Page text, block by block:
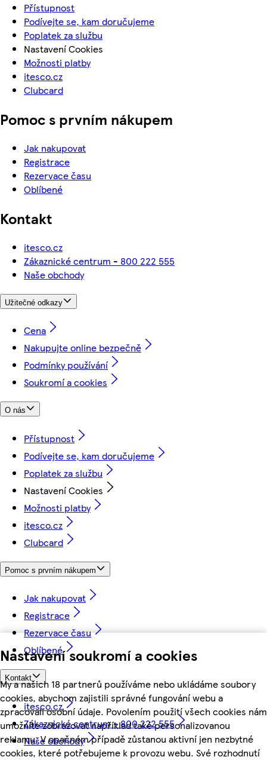
Nastavení soukromí a cookies
My a našich 18 partnerů používáme nebo ukládáme soubory
cookies, abychom zajistili správné fungování webu a
zpracovali osobní údaje. Povolením použití všech cookies nám
umožníte zobrazovat například také personalizovanou
reklamu. V opačném případě zůstanou aktivní jen nezbytné
cookies, které potřebujeme k provozu webu. Své rozhodnutí
Přístupnost
Podívejte se, kam doručujeme
Poplatek za službu
Nastavení Cookies
Možnosti platby
itesco.cz
Clubcard
Pomoc s prvním nákupem
Jak nakupovat
Registrace
Rezervace času
Oblíbené
Kontakt
itesco.cz
Zákaznické centrum - 800 222 555
Naše obchody
Užitečné odkazy
Cena
Nakupujte online bezpečně
Podmínky používání
Soukromí a cookies
O nás
Přístupnost
Podívejte se, kam doručujeme
Poplatek za službu
Nastavení Cookies
Možnosti platby
itesco.cz
Clubcard
Pomoc s prvním nákupem
Jak nakupovat
Registrace
Rezervace času
Oblíbené
Kontakt
itesco.cz
Zákaznické centrum - 800 222 555
Naše obchody